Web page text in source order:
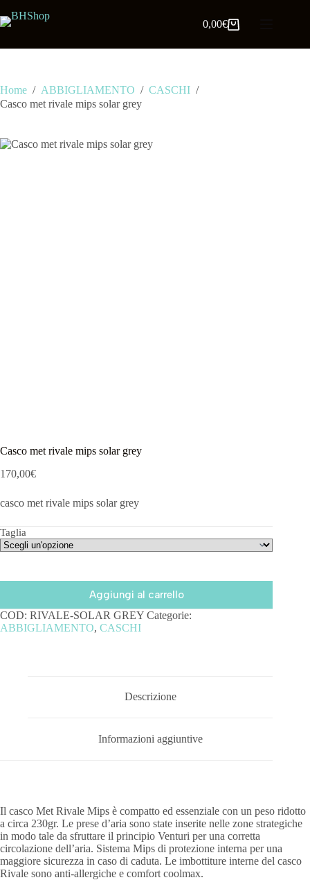
0,00€
Home / ABBIGLIAMENTO / CASCHI /
Casco met rivale mips solar grey
Casco met rivale mips solar grey
170,00€
casco met rivale mips solar grey
Taglia
Aggiungi al carrello
COD: RIVALE-SOLAR GREY Categorie:
ABBIGLIAMENTO, CASCHI
Descrizione
Informazioni aggiuntive
Il casco Met Rivale Mips è compatto ed essenziale con un peso ridotto
a circa 230gr. Le prese d’aria sono state inserite nelle zone strategiche
in modo tale da sfruttare il principio Venturi per una corretta
circolazione dell’aria. Sistema Mips di protezione interna per una
maggiore sicurezza in caso di caduta. Le imbottiture interne del casco
Rivale sono anti-allergiche e comfort coolmax.